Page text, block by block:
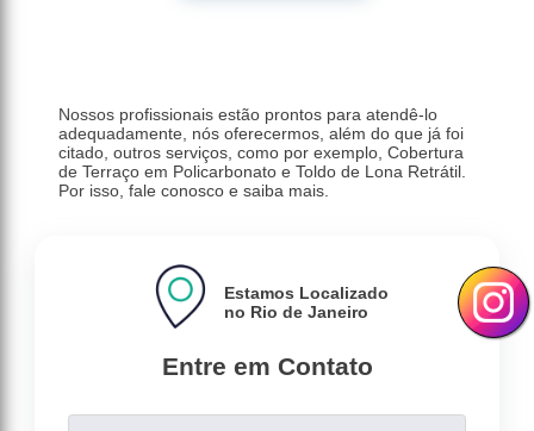
Nossos profissionais estão prontos para atendê-lo
adequadamente, nós oferecermos, além do que já foi
citado, outros serviços, como por exemplo, Cobertura
de Terraço em Policarbonato e Toldo de Lona Retrátil.
Por isso, fale conosco e saiba mais.
Entre em Contato
Estamos Localizado
no Rio de Janeiro